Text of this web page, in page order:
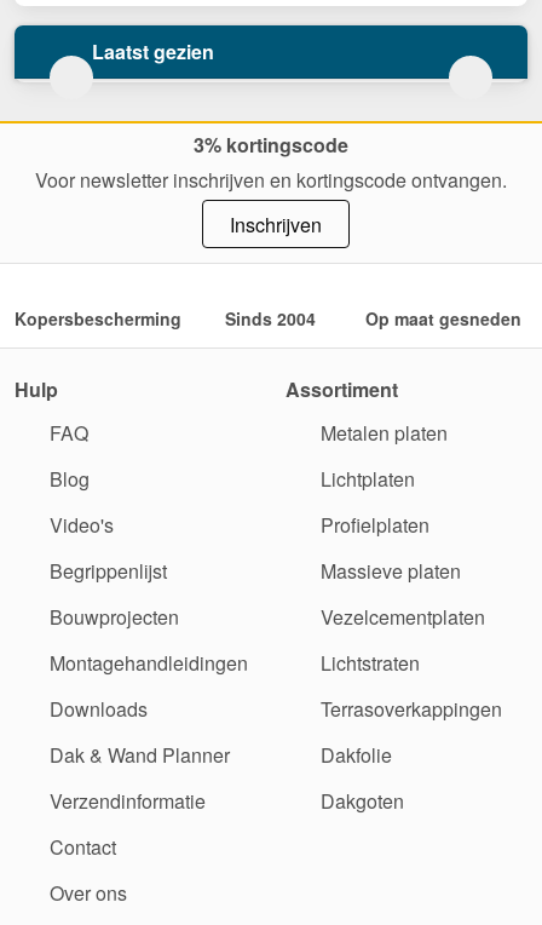
Laatst gezien
3% kortingscode
Voor newsletter inschrijven en kortingscode ontvangen.
Inschrijven
Kopersbescherming Sinds 2004 Op maat gesneden
Hulp
FAQ
Blog
Video's
Begrippenlijst
Bouwprojecten
Montagehandleidingen
Downloads
Dak & Wand Planner
Verzendinformatie
Contact
Over ons
Assortiment
Metalen platen
Lichtplaten
Profielplaten
Massieve platen
Vezelcementplaten
Lichtstraten
Terrasoverkappingen
Dakfolie
Dakgoten